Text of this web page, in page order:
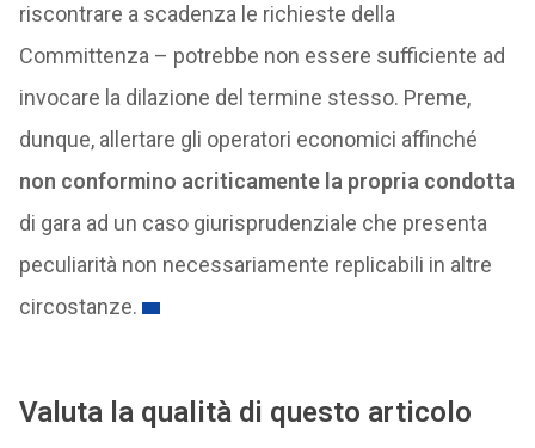
riscontrare a scadenza le richieste della
Committenza – potrebbe non essere sufficiente ad
invocare la dilazione del termine stesso. Preme,
dunque, allertare gli operatori economici affinché
non conformino acriticamente la propria condotta
di gara ad un caso giurisprudenziale che presenta
peculiarità non necessariamente replicabili in altre
circostanze.
Valuta la qualità di questo articolo